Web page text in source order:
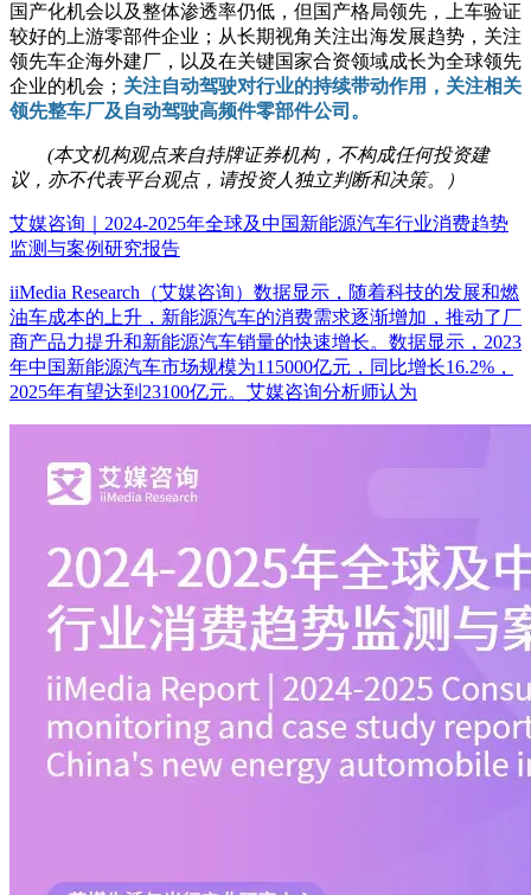
国产化机会以及整体渗透率仍低，但国产格局领先，上车验证
较好的上游零部件企业；从长期视角关注出海发展趋势，关注
领先车企海外建厂，以及在关键国家合资领域成长为全球领先
企业的机会； 关注自动驾驶对行业的持续带动作用，关注相关
领先整车厂及自动驾驶高频件零部件公司。
(本文机构观点来自持牌证券机构，不构成任何投资建
议，亦不代表平台观点，请投资人独立判断和决策。）
艾媒咨询｜2024-2025年全球及中国新能源汽车行业消费趋势
监测与案例研究报告
iiMedia Research（艾媒咨询）数据显示，随着科技的发展和燃
油车成本的上升，新能源汽车的消费需求逐渐增加，推动了厂
商产品力提升和新能源汽车销量的快速增长。数据显示，2023
年中国新能源汽车市场规模为115000亿元，同比增长16.2%，
2025年有望达到23100亿元。艾媒咨询分析师认为